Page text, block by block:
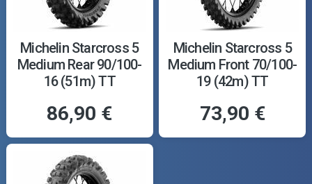
Michelin Starcross 5
Medium Rear 90/100-
16 (51m) TT
86,90 €
Michelin Starcross 5
Medium Front 70/100-
19 (42m) TT
73,90 €